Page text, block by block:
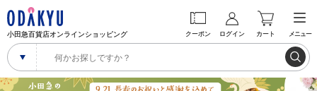
小田急百貨店オンラインショッピング クーポン ログイン カート メニュー